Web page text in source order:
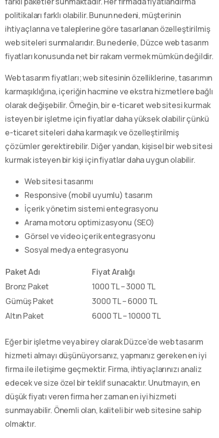
politikaları farklı olabilir. Bunun nedeni, müşterinin
ihtiyaçlarına ve taleplerine göre tasarlanan özelleştirilmiş
web siteleri sunmalarıdır. Bu nedenle, Düzce web tasarım
fiyatları konusunda net bir rakam vermek mümkün değildir.
Web tasarım fiyatları; web sitesinin özelliklerine, tasarımın
karmaşıklığına, içeriğin hacmine ve ekstra hizmetlere bağlı
olarak değişebilir. Örneğin, bir e-ticaret web sitesi kurmak
isteyen bir işletme için fiyatlar daha yüksek olabilir çünkü
e-ticaret siteleri daha karmaşık ve özelleştirilmiş
çözümler gerektirebilir. Diğer yandan, kişisel bir web sitesi
kurmak isteyen bir kişi için fiyatlar daha uygun olabilir.
Web sitesi tasarımı
Responsive (mobil uyumlu) tasarım
İçerik yönetim sistemi entegrasyonu
Arama motoru optimizasyonu (SEO)
Görsel ve video içerik entegrasyonu
Sosyal medya entegrasyonu
Paket Adı
Fiyat Aralığı
Bronz Paket
1000 TL – 3000 TL
Gümüş Paket
3000 TL – 6000 TL
Altın Paket
6000 TL – 10000 TL
Eğer bir işletme veya birey olarak Düzce’de web tasarım
hizmeti almayı düşünüyorsanız, yapmanız gereken en iyi
firma ile iletişime geçmektir. Firma, ihtiyaçlarınızı analiz
edecek ve size özel bir teklif sunacaktır. Unutmayın, en
düşük fiyatı veren firma her zaman en iyi hizmeti
sunmayabilir. Önemli olan, kaliteli bir web sitesine sahip
olmaktır.